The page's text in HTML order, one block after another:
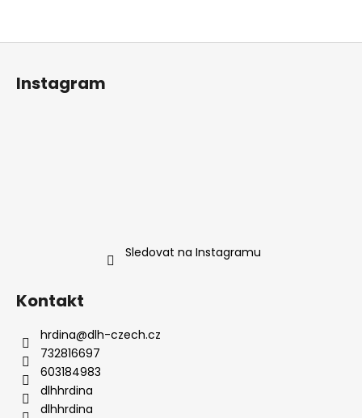
Z
Instagram
Sledovat na Instagramu
Kontakt
hrdina@dlh-czech.cz
732816697
603184983
dlhhrdina
dlhhrdina